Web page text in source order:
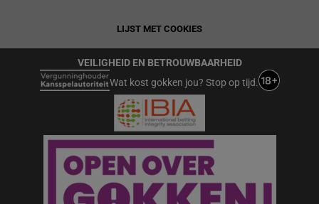
LIJST MET COOKIES
VEILIGHEID EN BETROUWBAARHEID
Wat kost gokken jou? Stop op tijd.